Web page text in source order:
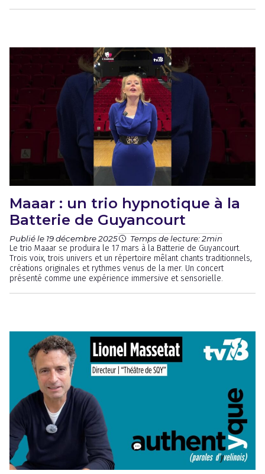
Maaar : un trio hypnotique à la
Batterie de Guyancourt
Publié le 19 décembre 2025 Temps de lecture: 2min
Le trio Maaar se produira le 17 mars à la Batterie de Guyancourt.
Trois voix, trois univers et un répertoire mêlant chants traditionnels,
créations originales et rythmes venus de la mer. Un concert
présenté comme une expérience immersive et sensorielle.